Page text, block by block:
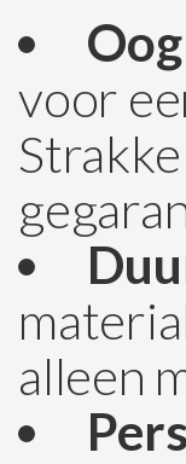
voor
alleen